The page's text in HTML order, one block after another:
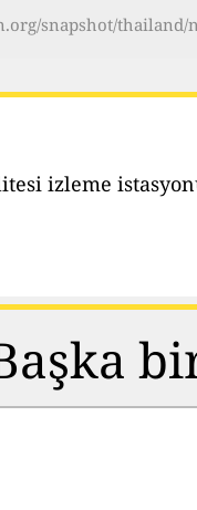
snapshot/thailand/
izleme